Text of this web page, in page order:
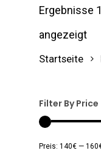
Ergebnisse
angezeigt
Startseite
Filter By Price
Preis: 140€ —